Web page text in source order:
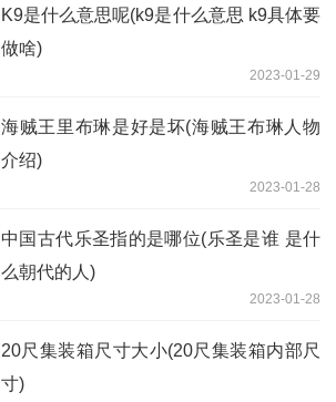
K9是什么意思呢(k9是什么意思 k9具体要
做啥)
2023-01-29
海贼王里布琳是好是坏(海贼王布琳人物
介绍)
2023-01-28
中国古代乐圣指的是哪位(乐圣是谁 是什
么朝代的人)
2023-01-28
20尺集装箱尺寸大小(20尺集装箱内部尺
寸)